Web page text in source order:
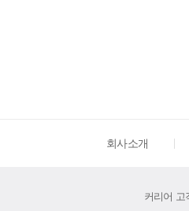
회사소개
커리어 고